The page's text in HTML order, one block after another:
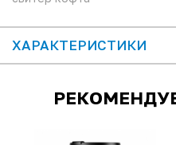
ХАРАКТЕРИСТИКИ